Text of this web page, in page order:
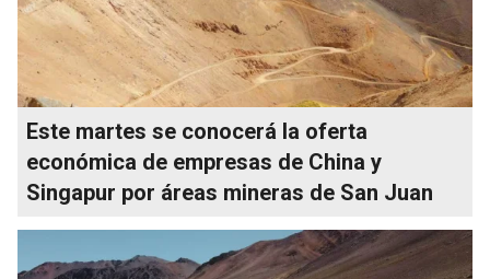
Este martes se conocerá la oferta
económica de empresas de China y
Singapur por áreas mineras de San Juan